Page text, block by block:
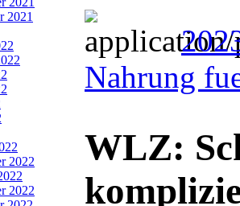
2021
2022
2022
Nahrung
WLZ: